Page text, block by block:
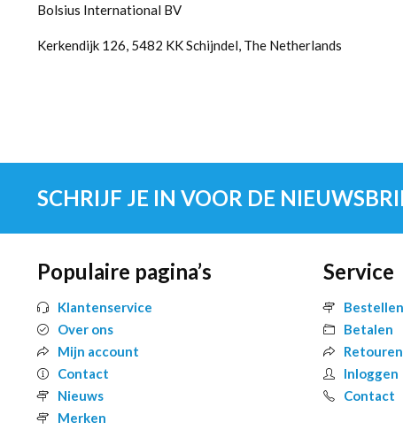
Bolsius International BV
Kerkendijk 126, 5482 KK Schijndel, The Netherlands
SCHRIJF JE IN VOOR DE
Populaire pagina’s
Klantenservice
Over ons
Mijn account
Contact
Nieuws
Merken
Service
Betalen
Retouren
Inloggen
Contact